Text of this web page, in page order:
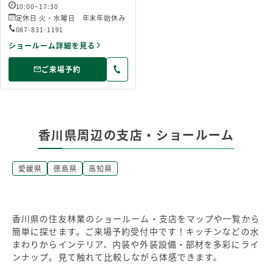
10:00~17:30
定休日 火・水曜日 年末年始休み
087-831-1191
ショールーム詳細を見る
ご来場予約
香川県周辺の支店・ショールーム
愛媛県 徳島県 高知県
香川県の住友林業のショールーム・支店をマップや一覧から
簡単に探せます。ご来場予約受付中です！キッチンなどの水
まわりからインテリア、内装や外装設備・部材を多彩にライ
ンナップ。見て触れて比較しながら体感できます。